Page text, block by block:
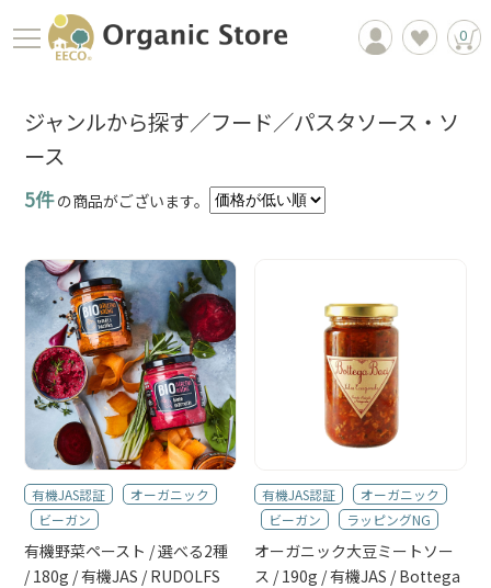
0
ジャンルから探す／フード／パスタソース・ソ
ース
5件の商品がございます。
有機JAS認証
オーガニック
ビーガン
有機野菜ペースト / 選べる2種
/ 180g / 有機JAS / RUDOLFS
有機JAS認証
オーガニック
ビーガン
ラッピングNG
オーガニック大豆ミートソー
ス / 190g / 有機JAS / Bottega
商品一覧
EECOについて
お買物ガイド